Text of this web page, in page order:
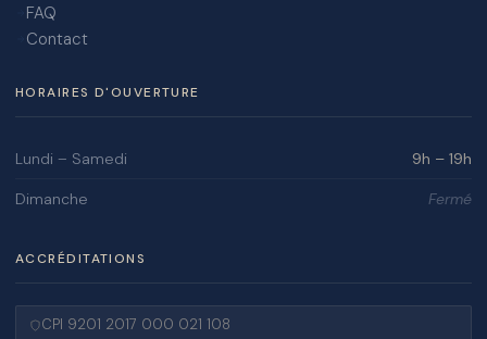
FAQ
Contact
HORAIRES D'OUVERTURE
Lundi – Samedi 9h – 19h
Dimanche Fermé
ACCRÉDITATIONS
CPI 9201 2017 000 021 108